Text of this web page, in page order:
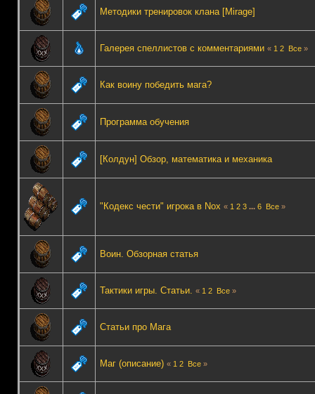
Методики тренировок клана [Mirage]
Галерея спеллистов с комментариями « 1 2 Все»
Как воину победить мага?
Программа обучения
[Колдун] Обзор, математика и механика
"Кодекс чести" игрока в Nox « 1 2 3 ... 6 Все»
Воин. Обзорная статья
Тактики игры. Статьи. « 1 2 Все»
Статьи про Мага
Маг (описание) « 1 2 Все»